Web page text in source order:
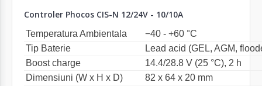
Controler Phocos CIS-N 12/24V - 10/10A
Temperatura Ambientala
−40 - +60 °C
Tip Baterie
Lead acid (GEL, AGM,
Boost charge
14.4/28.8 V (25 °C), 2 h
Dimensiuni (W x H x D)
82 x 64 x 20 mm